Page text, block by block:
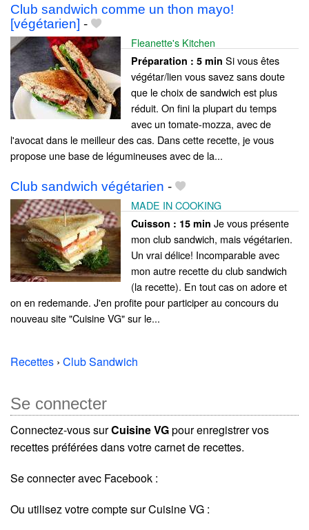
Club sandwich comme un thon mayo!
[végétarien] -
Fleanette's Kitchen
Préparation : 5 min Si vous êtes
végétar/lien vous savez sans doute
que le choix de sandwich est plus
réduit. On fini la plupart du temps
avec un tomate-mozza, avec de
l'avocat dans le meilleur des cas. Dans cette recette, je vous
propose une base de légumineuses avec de la...
Club sandwich végétarien -
MADE IN COOKING
Cuisson : 15 min Je vous présente
mon club sandwich, mais végétarien.
Un vrai délice! Incomparable avec
mon autre recette du club sandwich
(la recette). En tout cas on adore et
on en redemande. J'en profite pour participer au concours du
nouveau site "Cuisine VG" sur le...
Recettes › Club Sandwich
Se connecter
Connectez-vous surCuisine VGpour enregistrer vos
recettes préférées dans votre carnet de recettes.
Se connecter avec Facebook :
Ou utilisez votre compte sur Cuisine VG :